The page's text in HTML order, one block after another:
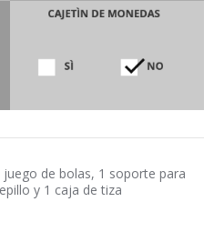
de bolas, 1 soporte para
y 1 caja de tiza